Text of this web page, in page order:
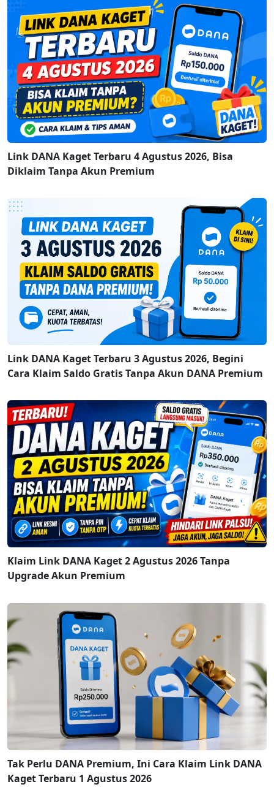
Link DANA Kaget Terbaru 4 Agustus 2026, Bisa
Diklaim Tanpa Akun Premium
Link DANA Kaget Terbaru 3 Agustus 2026, Begini
Cara Klaim Saldo Gratis Tanpa Akun DANA Premium
Klaim Link DANA Kaget 2 Agustus 2026 Tanpa
Upgrade Akun Premium
Tak Perlu DANA Premium, Ini Cara Klaim Link DANA
Kaget Terbaru 1 Agustus 2026